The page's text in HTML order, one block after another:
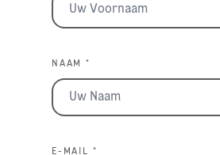
NAAM *
E-MAIL *